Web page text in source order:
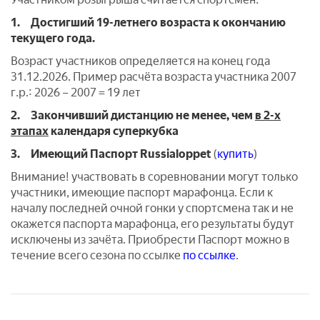
1. Достигший 19-летнего возраста к окончанию
текущего года.
Возраст участников определяется на конец года
31.12.2026. Пример расчёта возраста участника 2007
г.р.: 2026 – 2007 = 19 лет
2. Закончивший дистанцию не менее, чем в 2-х
этапах календаря суперкубка
3. Имеющий Паспорт Russialoppet (купить)
Внимание! участвовать в соревновании могут только
участники, имеющие паспорт марафонца. Если к
началу последней очной гонки у спортсмена так и не
окажется паспорта марафонца, его результаты будут
исключены из зачёта. Приобрести Паспорт можно в
течение всего сезона по ссылке по ссылке.